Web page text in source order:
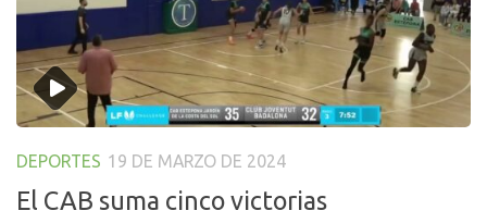
DEPORTES 19 DE MARZO DE 2024
El CAB suma cinco victorias